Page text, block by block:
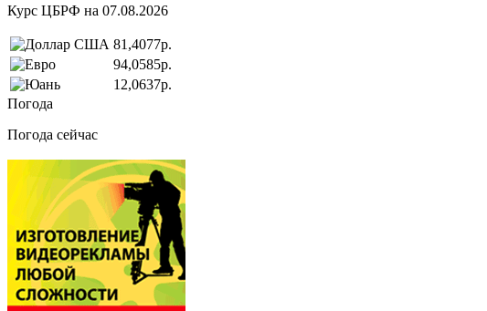
Курс ЦБРФ на 07.08.2026
81,4077р.
94,0585р.
12,0637р.
Погода
Погода сейчас